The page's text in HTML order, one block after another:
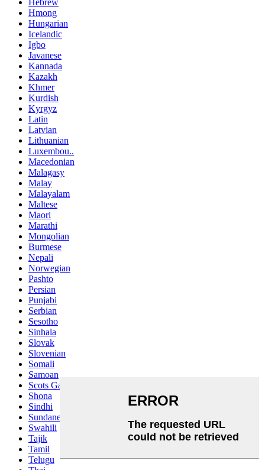
Hebrew
Hmong
Hungarian
Icelandic
Igbo
Javanese
Kannada
Kazakh
Khmer
Kurdish
Kyrgyz
Latin
Latvian
Lithuanian
Luxembou..
Macedonian
Malagasy
Malay
Malayalam
Maltese
Maori
Marathi
Mongolian
Burmese
Nepali
Norwegian
Pashto
Persian
Punjabi
Serbian
Sesotho
Sinhala
Slovak
Slovenian
Somali
Samoan
Scots Gaelic
Shona
Sindhi
Sundanese
Swahili
Tajik
Tamil
Telugu